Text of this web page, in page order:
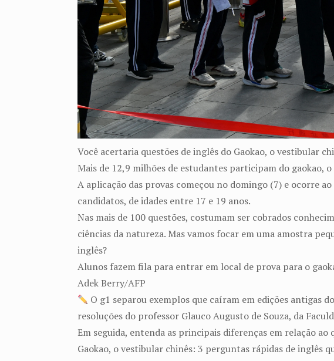
Você acertaria questões de inglês do Gaokao, o vestibular
Mais de 12,9 milhões de estudantes participam do gaokao,
A aplicação das provas começou no domingo (7) e ocorre
candidatos, de idades entre 17 e 19 anos.
Nas mais de 100 questões, costumam ser cobrados
ciências da natureza. Mas vamos focar em uma amostra
inglês?
Alunos fazem fila para entrar em local de prova para o
Adek Berry/AFP
O g1 separou exemplos que caíram em edições antigas
resoluções do professor Glauco Augusto de Souza, da
Em seguida, entenda as principais diferenças em relação
Gaokao, o vestibular chinês: 3 perguntas rápidas de inglês